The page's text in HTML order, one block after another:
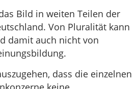
Bild in weiten Teilen der
Von Pluralität kann
damit auch nicht von
dass die einzelnen